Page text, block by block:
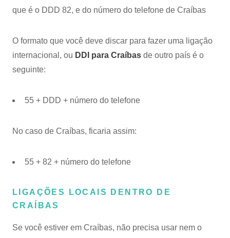
que é o DDD 82, e do número do telefone de Craíbas
O formato que você deve discar para fazer uma ligação
internacional, ou DDI para Craíbas de outro país é o
seguinte:
55 + DDD + número do telefone
No caso de Craíbas, ficaria assim:
55 + 82 + número do telefone
LIGAÇÕES LOCAIS DENTRO DE
CRAÍBAS
Se você estiver em Craíbas, não precisa usar nem o